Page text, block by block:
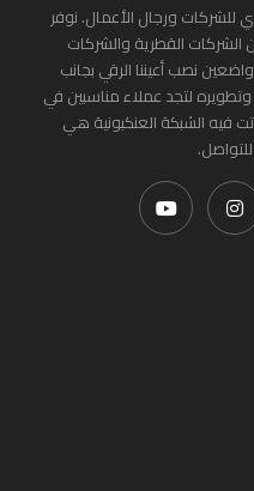
ورجال الأعمال. نوفر
الشركات القطرية والشركات
نصب أعيننا الرقي بجانب
لتجد عملاء مناسبين في
فيه الشبكة العنكبونية هي